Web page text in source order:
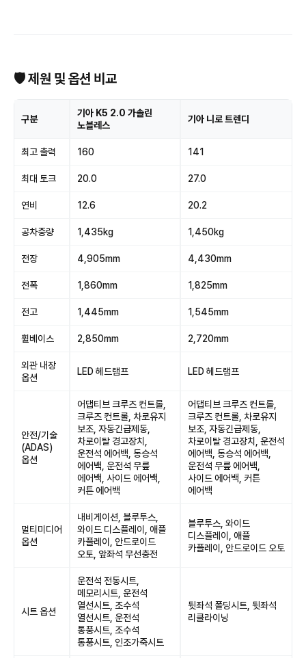
🛡 제원 및 옵션 비교
구분
기아 K5 2.0 가솔린
노블레스
기아 니로 트렌디
최고 출력 160 141
최대 토크 20.0 27.0
연비 12.6 20.2
공차중량 1,435kg 1,450kg
전장 4,905mm 4,430mm
전폭 1,860mm 1,825mm
전고 1,445mm 1,545mm
휠베이스 2,850mm 2,720mm
외관 내장
옵션
LED 헤드램프 LED 헤드램프
안전/기술
(ADAS)
옵션
어댑티브 크루즈 컨트롤,
크루즈 컨트롤, 차로유지
보조, 자동긴급제동,
차로이탈 경고장치,
운전석 에어백, 동승석
에어백, 운전석 무릎
에어백, 사이드 에어백,
커튼 에어백
어댑티브 크루즈 컨트롤,
크루즈 컨트롤, 차로유지
보조, 자동긴급제동,
차로이탈 경고장치, 운전석
에어백, 동승석 에어백,
운전석 무릎 에어백,
사이드 에어백, 커튼
에어백
멀티미디어
옵션
내비게이션, 블루투스,
와이드 디스플레이, 애플
카플레이, 안드로이드
오토, 앞좌석 무선충전
블루투스, 와이드
디스플레이, 애플
카플레이, 안드로이드 오토
시트 옵션
운전석 전동시트,
메모리시트, 운전석
열선시트, 조수석
열선시트, 운전석
통풍시트, 조수석
통풍시트, 인조가죽시트
뒷좌석 폴딩시트, 뒷좌석
리클라이닝